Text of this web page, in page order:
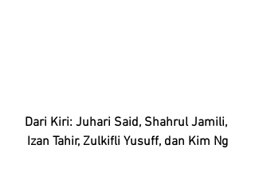
Dari Kiri: Juhari Said, Shahrul Jamili,
Izan Tahir, Zulkifli Yusuff, dan Kim Ng